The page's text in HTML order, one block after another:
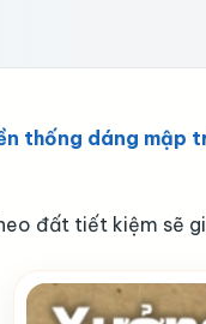
thống dáng mập
đất tiết kiệm sẽ